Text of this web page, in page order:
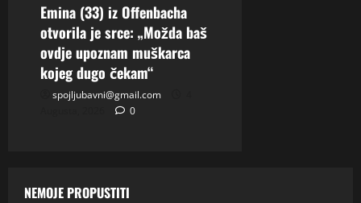
Emina (33) iz Offenbacha
otvorila je srce: „Možda baš
ovdje upoznam muškarca
kojeg dugo čekam“
spojljubavni@gmail.com
0
NEMOJE PROPUSTITI